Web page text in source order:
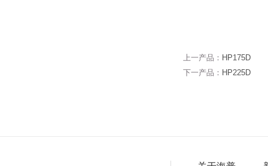
上一产品： HP175D
下一产品： HP225D